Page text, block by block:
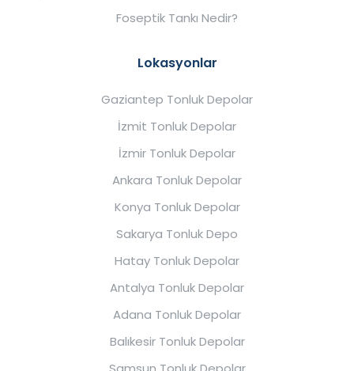
Foseptik Tankı Nedir?
Lokasyonlar
Gaziantep Tonluk Depolar
İzmit Tonluk Depolar
İzmir Tonluk Depolar
Ankara Tonluk Depolar
Konya Tonluk Depolar
Sakarya Tonluk Depo
Hatay Tonluk Depolar
Antalya Tonluk Depolar
Adana Tonluk Depolar
Balıkesir Tonluk Depolar